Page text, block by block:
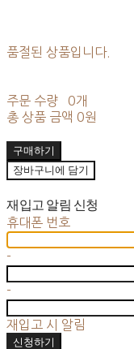
품절된 상품입니다.
주문 수량
0개
총 상품 금액 0원
구매하기
장바구니에 담기
재입고 알림 신청
휴대폰 번호
-
-
재입고 시 알림
신청하기